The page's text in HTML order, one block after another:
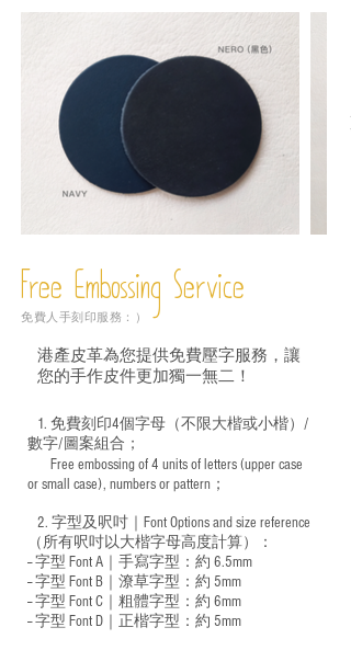
Free Embossing Service
免費人手刻印服務：）
港產皮革為您提供免費壓字服務，讓
您的手作皮件更加獨一無二！
1. 免費刻印4個字母（不限大楷或小楷）/
數字/圖案組合；
Free embossing of 4 units of letters (upper case
or small case), numbers or pattern；
2. 字型及呎吋｜ Font Options and size reference
（所有呎吋以大楷字母高度計算）：
-- 字型 Font A｜手寫字型：約 6.5mm
-- 字型 Font B｜潦草字型： 約 5mm
-- 字型 Font C｜粗體字型：約 6mm
-- 字型 Font D｜正楷字型： 約 5mm